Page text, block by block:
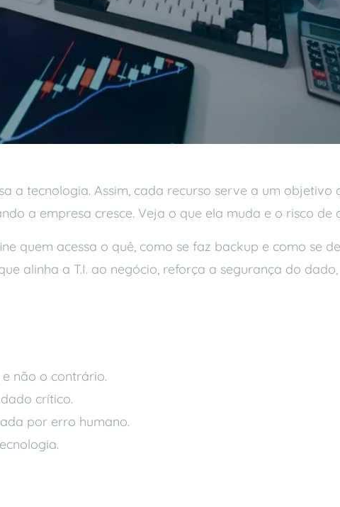
a tecnologia. Assim, cada recurso serve a um objetivo
a empresa cresce. Veja o que ela muda e o risco de
quem acessa o quê, como se faz backup e como se
alinha a T.I. ao negócio, reforça a segurança do
não o contrário.
crítico.
por erro humano.